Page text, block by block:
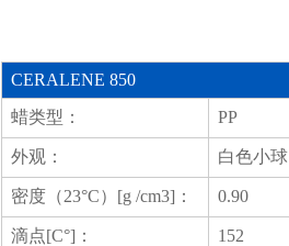
CERALENE 850
蜡类型：
PP
外观： 白色小球
密度（23°C）[g /cm3]： 0.90
滴点[C°]： 152